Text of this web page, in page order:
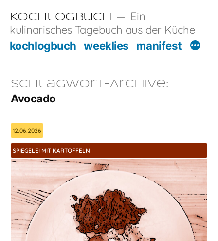
Inhalt
springen
Kochlogbuch
Ein
kulinarisches Tagebuch aus der Küche
kochlogbuch weeklies manifest
Schlagwort-Archive:
Avocado
12.06.2026
SPIEGELEI MIT KARTOFFELN